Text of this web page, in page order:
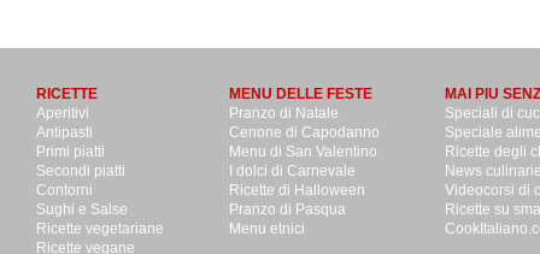
RICETTE
Aperitivi
Antipasti
Primi piatti
Secondi piatti
Contorni
Sughi e Salse
Ricette vegetariane
Ricette vegane
MENU DELLE FESTE
Pranzo di Natale
Cenone di Capodanno
Menu di San Valentino
I dolci di Carnevale
Ricette di Halloween
Pranzo di Pasqua
Menu etnici
MAI PIU
Speciali di
Speciale
Ricette degli
News
Videocorsi di
Ricette su